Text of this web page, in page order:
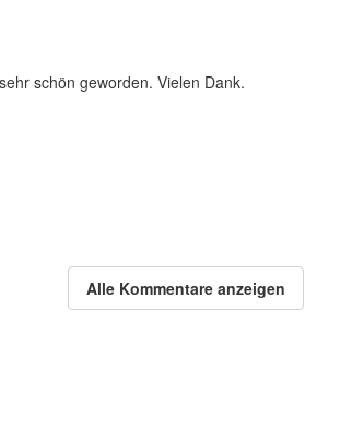
schön geworden. Vielen Dank.
Alle Kommentare anzeigen